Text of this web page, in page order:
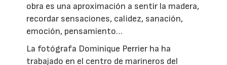
obra es una aproximación a sentir la madera,
recordar sensaciones, calidez, sanación,
emoción, pensamiento…
La fotógrafa Dominique Perrier ha ha
trabajado en el centro de marineros del